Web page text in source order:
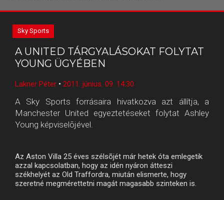
Sky Sports
A UNITED TÁRGYALÁSOKAT FOLYTAT
YOUNG ÜGYÉBEN
Lakner Péter • 2011. június. 09. 14:30
A Sky Sports forrásaira hivatkozva azt állítja, a
Manchester United egyeztetéseket folytat Ashley
Young képviselõjével.
Az Aston Villa 25 éves szélsõjét már hetek óta emlegetik
azzal kapcsolatban, hogy az idén nyáron átteszi
székhelyét az Old Traffordra, miután elismerte, hogy
szeretné megmérettetni magát magasabb szinteken is.